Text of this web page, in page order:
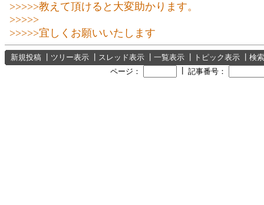
>>>>>教えて頂けると大変助かります。
>>>>>
>>>>>宜しくお願いいたします
新規投稿 ツリー表示 スレッド表示 一覧表示 トピック表示
検索
ページ：
記事番号：